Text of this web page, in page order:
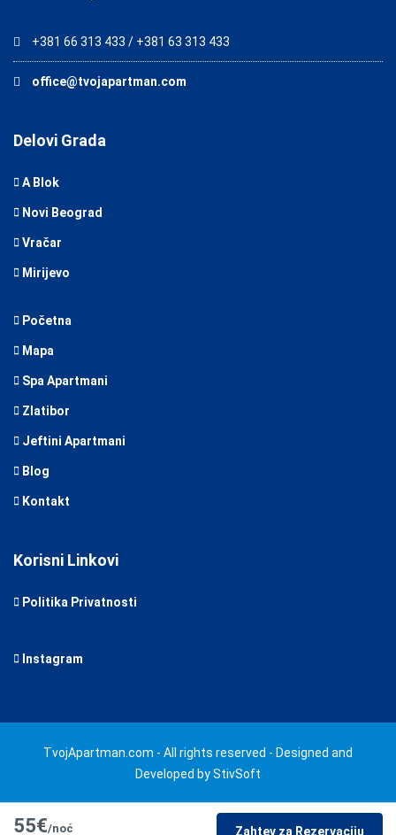
55€/noć Zahtev za Rezervaciju
+381 66 313 433 / +381 63 313 433
office@tvojapartman.com
Delovi Grada
A Blok
Novi Beograd
Vračar
Mirijevo
Početna
Mapa
Spa Apartmani
Zlatibor
Jeftini Apartmani
Blog
Kontakt
Korisni Linkovi
Politika Privatnosti
Instagram
TvojApartman.com - All rights reserved - Designed and
Developed by StivSoft